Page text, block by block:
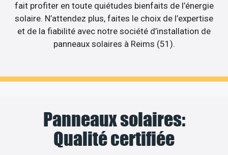
fait profiter en toute quiétudes bienfaits de l’énergie
solaire. N’attendez plus, faites le choix de l’expertise
et de la fiabilité avec notre société d’installation de
panneaux solaires à Reims (51).
Panneaux solaires:
Qualité certifiée